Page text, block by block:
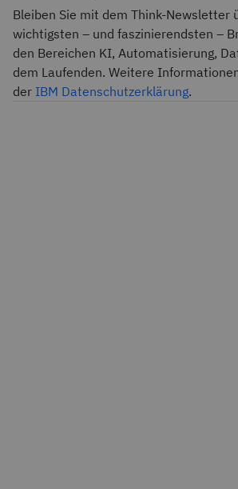
Bleiben Sie mit dem Think-Newsletter
wichtigsten – und faszinierendsten –
den Bereichen KI, Automatisierung,
dem Laufenden. Weitere
der IBM Datenschutzerklärung.